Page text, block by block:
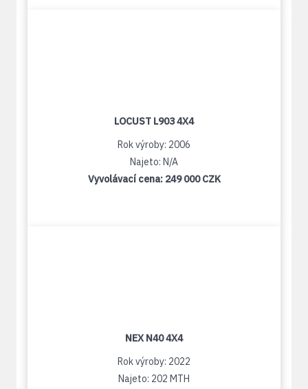
LOCUST L903 4X4
Rok výroby: 2006
Najeto: N/A
Vyvolávací cena: 249 000 CZK
NEX N40 4X4
Rok výroby: 2022
Najeto: 202 MTH